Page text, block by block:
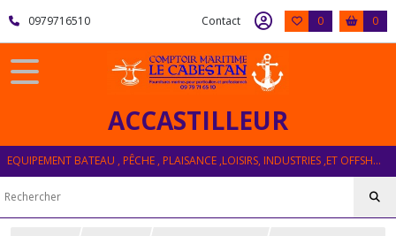
0979716510 Contact 0 0
ACCASTILLEUR
EQUIPEMENT BATEAU , PÊCHE , PLAISANCE ,LOISIRS, INDUSTRIES ,ET OFFSHORE